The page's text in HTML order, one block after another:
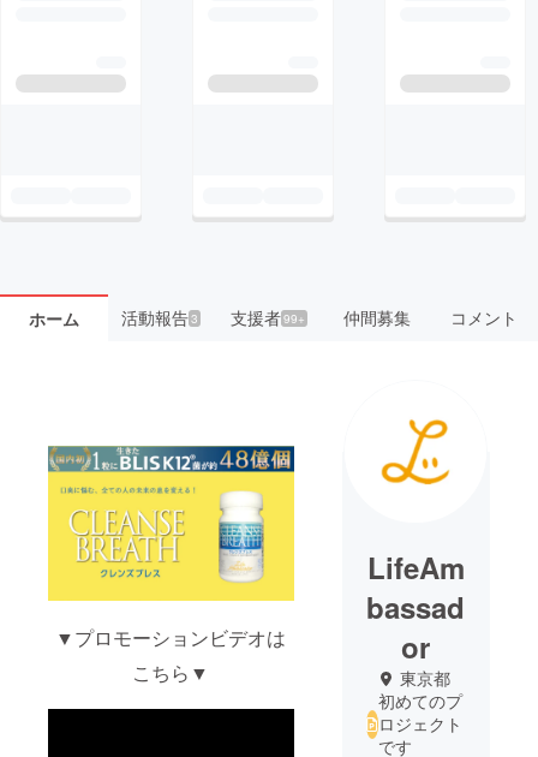
ホーム 活動報告3 支援者99+ 仲間募集 コメント
▼プロモーションビデオは
こちら▼
LifeAm
bassad
or
東京都
初めてのプ
ロジェクト
です